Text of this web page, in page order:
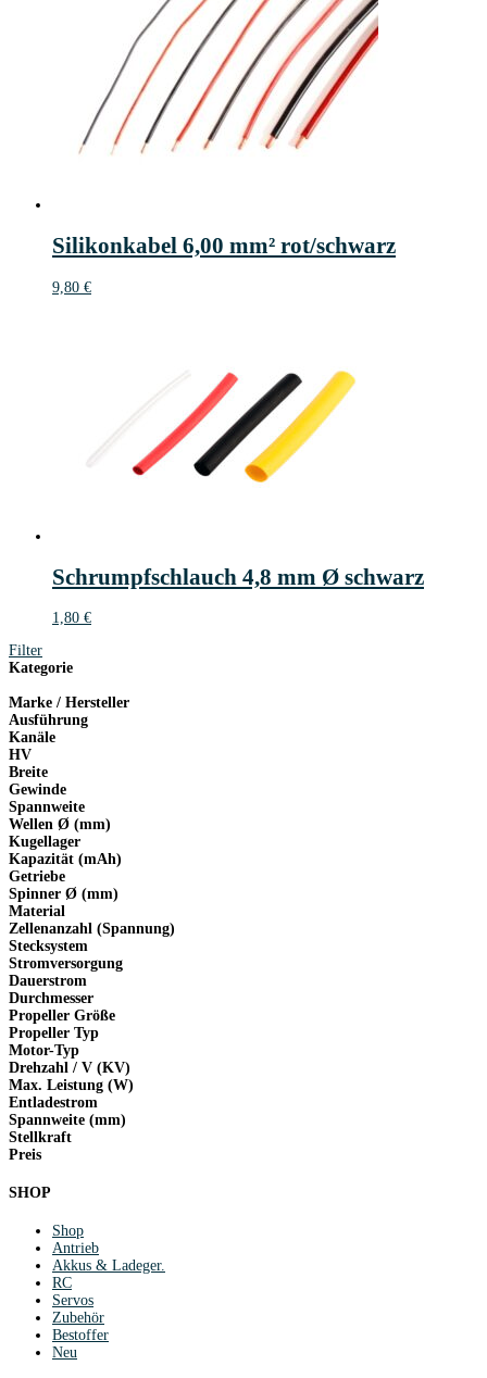
Silikonkabel 6,00 mm² rot/schwarz
9,80 €
Schrumpfschlauch 4,8 mm Ø schwarz
1,80 €
Filter
Kategorie
Marke / Hersteller
Ausführung
Kanäle
HV
Breite
Gewinde
Spannweite
Wellen Ø (mm)
Kugellager
Kapazität (mAh)
Getriebe
Spinner Ø (mm)
Material
Zellenanzahl (Spannung)
Stecksystem
Stromversorgung
Dauerstrom
Durchmesser
Propeller Größe
Propeller Typ
Motor-Typ
Drehzahl / V (KV)
Max. Leistung (W)
Entladestrom
Spannweite (mm)
Stellkraft
Preis
SHOP
Shop
Antrieb
Akkus & Ladeger.
RC
Servos
Zubehör
Bestoffer
Neu